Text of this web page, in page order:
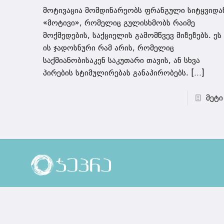
მოტივაცია მომდინარეობს ფრანგული
«მოტივი», რომელიც გულისხმობს რაიმე
მოქმედების, საქციელის გამომწვევ მიზეზებს. ეს
ის ჯადოსნური რამ არის, რომელიც
საქმიანობისაკენ საკუთარი თავის, ან სხვა
პირების სტიმულირებას განაპირობებს. […]
მეტი